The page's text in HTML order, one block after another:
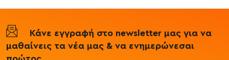
Κάνε εγγραφή στο newsletter μας για να
μαθαίνεις τα νέα μας & να ενημερώνεσαι